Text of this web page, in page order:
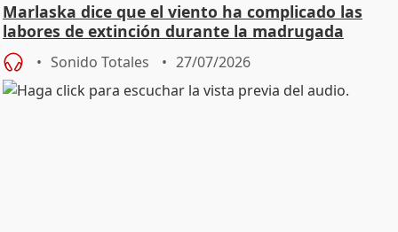
Marlaska dice que el viento ha complicado las
labores de extinción durante la madrugada
Sonido Totales 27/07/2026